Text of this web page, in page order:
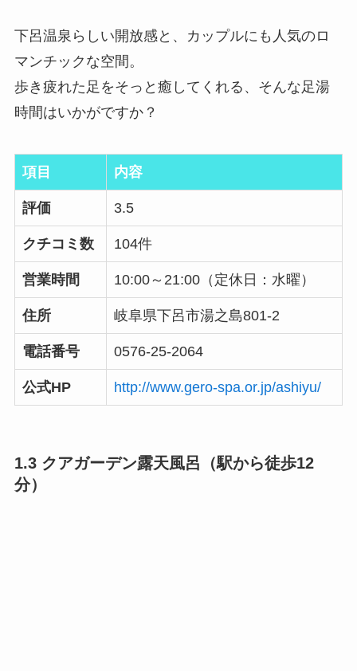
下呂温泉らしい開放感と、カップルにも人気のロ
マンチックな空間。
歩き疲れた足をそっと癒してくれる、そんな足湯
時間はいかがですか？
項目 内容
評価 3.5
クチコミ数 104件
営業時間 10:00～21:00（定休日：水曜）
住所 岐阜県下呂市湯之島801-2
電話番号 0576-25-2064
公式HP http://www.gero-spa.or.jp/ashiyu/
1.3 クアガーデン露天風呂（駅から徒歩12
分）